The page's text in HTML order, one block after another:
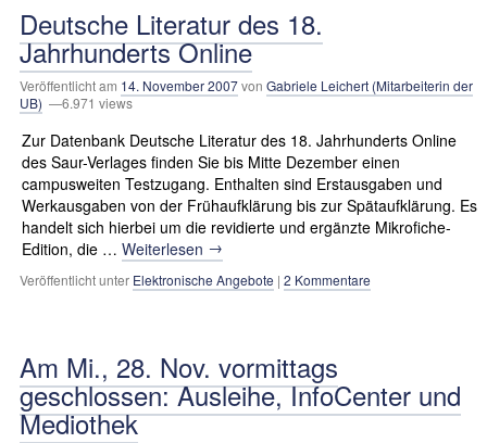
Deutsche Literatur des 18.
Jahrhunderts Online
Veröffentlicht am 14. November 2007von Gabriele Leichert (Mitarbeiterin der
UB) —6.971 views
Zur Datenbank Deutsche Literatur des 18. Jahrhunderts Online
des Saur-Verlages finden Sie bis Mitte Dezember einen
campusweiten Testzugang. Enthalten sind Erstausgaben und
Werkausgaben von der Frühaufklärung bis zur Spätaufklärung. Es
handelt sich hierbei um die revidierte und ergänzte Mikrofiche-
Edition, die … Weiterlesen →
Veröffentlicht unter Elektronische Angebote | 2 Kommentare
Am Mi., 28. Nov. vormittags
geschlossen: Ausleihe, InfoCenter und
Mediothek